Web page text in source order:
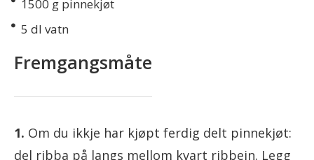
1500 g pinnekjøt
5 dl vatn
Fremgangsmåte
Om du ikkje har kjøpt ferdig delt pinnekjøt:
del ribba på langs mellom kvart ribbein. Legg